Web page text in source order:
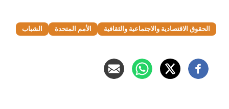
الحقوق الاقتصادية والاجتماعية والثقافية الأمم المتحدة الشباب